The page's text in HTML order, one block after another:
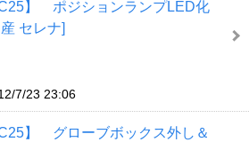
C25】 ポジションランプLED化
セレナ]
7/23 23:06
C25】 グローブボックス外し＆